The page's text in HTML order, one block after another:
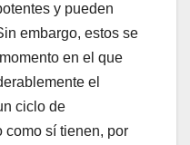
y pueden
embargo, estos se
en el que
el
ciclo de
como sí tienen, por